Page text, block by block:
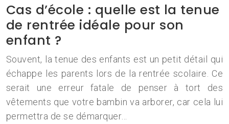
Cas d’école : quelle est la tenue
de rentrée idéale pour son
enfant ?
Souvent, la tenue des enfants est un petit détail qui
échappe les parents lors de la rentrée scolaire. Ce
serait une erreur fatale de penser à tort des
vêtements que votre bambin va arborer, car cela lui
permettra de se démarquer…